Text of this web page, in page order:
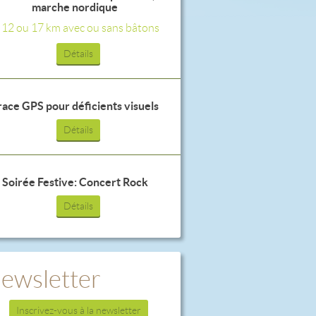
marche nordique
12 ou 17 km avec ou sans bâtons
Détails
GPS pour déficients visuels
Détails
Soirée Festive: Concert Rock
Détails
Inscrivez-vous à la newsletter